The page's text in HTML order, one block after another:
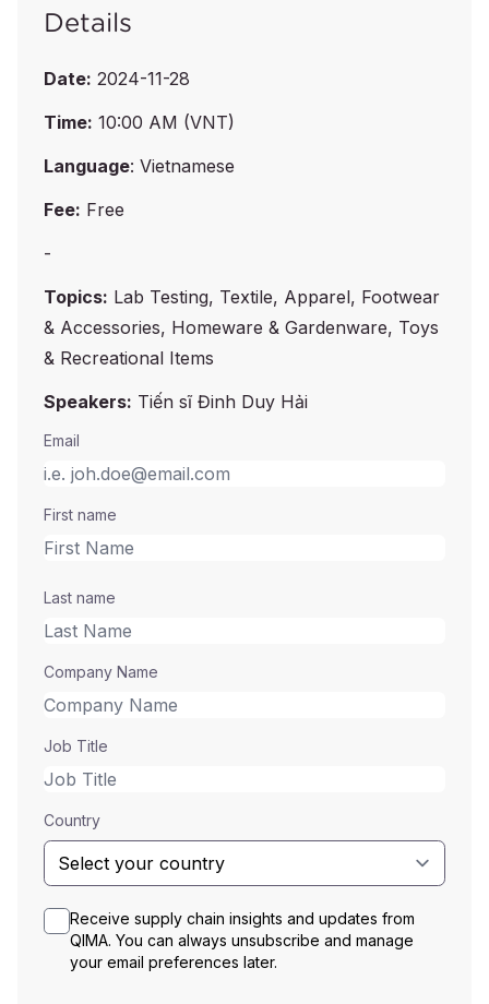
Details
Date: 2024-11-28
Time: 10:00 AM (VNT)
Language: Vietnamese
Fee: Free
-
Topics: Lab Testing, Textile, Apparel, Footwear
& Accessories, Homeware & Gardenware, Toys
& Recreational Items
Speakers: Tiến sĩ Đinh Duy Hải
Email
First name
Last name
Company Name
Job Title
Country
Receive supply chain insights and updates from
QIMA. You can always unsubscribe and manage
your email preferences later.